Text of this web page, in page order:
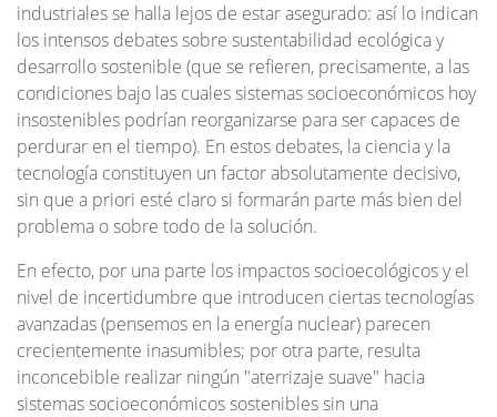
industriales se halla lejos de estar asegurado: así lo indican
los intensos debates sobre sustentabilidad ecológica y
desarrollo sostenible (que se refieren, precisamente, a las
condiciones bajo las cuales sistemas socioeconómicos hoy
insostenibles podrían reorganizarse para ser capaces de
perdurar en el tiempo). En estos debates, la ciencia y la
tecnología constituyen un factor absolutamente decisivo,
sin que a priori esté claro si formarán parte más bien del
problema o sobre todo de la solución.
En efecto, por una parte los impactos socioecológicos y el
nivel de incertidumbre que introducen ciertas tecnologías
avanzadas (pensemos en la energía nuclear) parecen
crecientemente inasumibles; por otra parte, resulta
inconcebible realizar ningún "aterrizaje suave" hacia
sistemas socioeconómicos sostenibles sin una